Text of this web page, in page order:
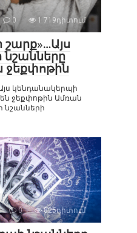
0 1 719դիտում
շարք»…Այս
ջեքփոթին
կենդանակերպի
ջեքփոթին Ամռան
նշանների
0 825դիտում